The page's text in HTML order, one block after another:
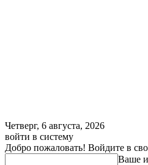
Четверг, 6 августа, 2026
войти в систему
Добро пожаловать! Войдите в
Ваше